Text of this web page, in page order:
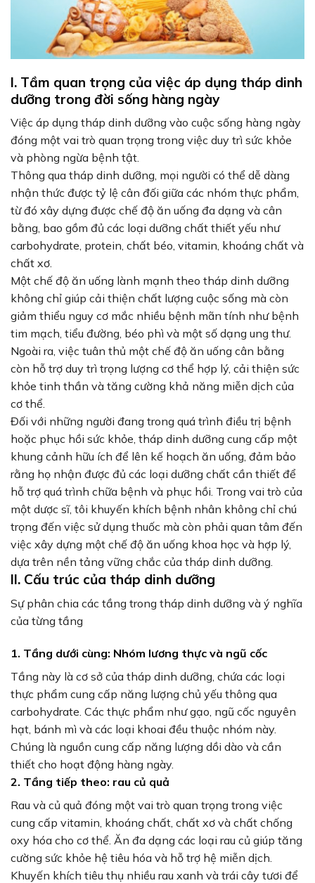
I. Tầm quan trọng của việc áp dụng tháp dinh
dưỡng trong đời sống hàng ngày
Việc áp dụng tháp dinh dưỡng vào cuộc sống hàng ngày
đóng một vai trò quan trọng trong việc duy trì sức khỏe
và phòng ngừa bệnh tật.
Thông qua tháp dinh dưỡng, mọi người có thể dễ dàng
nhận thức được tỷ lệ cân đối giữa các nhóm thực phẩm,
từ đó xây dựng được chế độ ăn uống đa dạng và cân
bằng, bao gồm đủ các loại dưỡng chất thiết yếu như
carbohydrate, protein, chất béo, vitamin, khoáng chất và
chất xơ.
Một chế độ ăn uống lành mạnh theo tháp dinh dưỡng
không chỉ giúp cải thiện chất lượng cuộc sống mà còn
giảm thiểu nguy cơ mắc nhiều bệnh mãn tính như bệnh
tim mạch, tiểu đường, béo phì và một số dạng ung thư.
Ngoài ra, việc tuân thủ một chế độ ăn uống cân bằng
còn hỗ trợ duy trì trọng lượng cơ thể hợp lý, cải thiện sức
khỏe tinh thần và tăng cường khả năng miễn dịch của
cơ thể.
Đối với những người đang trong quá trình điều trị bệnh
hoặc phục hồi sức khỏe, tháp dinh dưỡng cung cấp một
khung cảnh hữu ích để lên kế hoạch ăn uống, đảm bảo
rằng họ nhận được đủ các loại dưỡng chất cần thiết để
hỗ trợ quá trình chữa bệnh và phục hồi. Trong vai trò của
một dược sĩ, tôi khuyến khích bệnh nhân không chỉ chú
trọng đến việc sử dụng thuốc mà còn phải quan tâm đến
việc xây dựng một chế độ ăn uống khoa học và hợp lý,
dựa trên nền tảng vững chắc của tháp dinh dưỡng.
II. Cấu trúc của tháp dinh dưỡng
Sự phân chia các tầng trong tháp dinh dưỡng và ý nghĩa
của từng tầng
1. Tầng dưới cùng: Nhóm lương thực và ngũ cốc
Tầng này là cơ sở của tháp dinh dưỡng, chứa các loại
thực phẩm cung cấp năng lượng chủ yếu thông qua
carbohydrate. Các thực phẩm như gạo, ngũ cốc nguyên
hạt, bánh mì và các loại khoai đều thuộc nhóm này.
Chúng là nguồn cung cấp năng lượng dồi dào và cần
thiết cho hoạt động hàng ngày.
2. Tầng tiếp theo: rau củ quả
Rau và củ quả đóng một vai trò quan trọng trong việc
cung cấp vitamin, khoáng chất, chất xơ và chất chống
oxy hóa cho cơ thể. Ăn đa dạng các loại rau củ giúp tăng
cường sức khỏe hệ tiêu hóa và hỗ trợ hệ miễn dịch.
Khuyến khích tiêu thụ nhiều rau xanh và trái cây tươi để